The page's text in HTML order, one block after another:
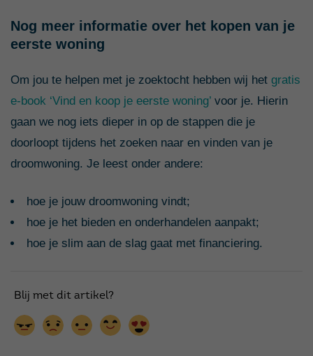
Nog meer informatie over het kopen van je
eerste woning
Om jou te helpen met je zoektocht hebben wij het gratis
e-book ‘Vind en koop je eerste woning’ voor je. Hierin
gaan we nog iets dieper in op de stappen die je
doorloopt tijdens het zoeken naar en vinden van je
droomwoning. Je leest onder andere:
hoe je jouw droomwoning vindt;
hoe je het bieden en onderhandelen aanpakt;
hoe je slim aan de slag gaat met financiering.